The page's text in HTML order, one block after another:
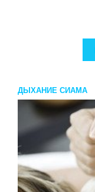
ДЫХАНИЕ СИАМА